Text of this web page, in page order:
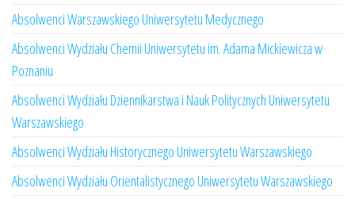
Absolwenci Warszawskiego Uniwersytetu Medycznego
Absolwenci Wydziału Chemii Uniwersytetu im. Adama Mickiewicza w
Poznaniu
Absolwenci Wydziału Dziennikarstwa i Nauk Politycznych Uniwersytetu
Warszawskiego
Absolwenci Wydziału Historycznego Uniwersytetu Warszawskiego
Absolwenci Wydziału Orientalistycznego Uniwersytetu Warszawskiego